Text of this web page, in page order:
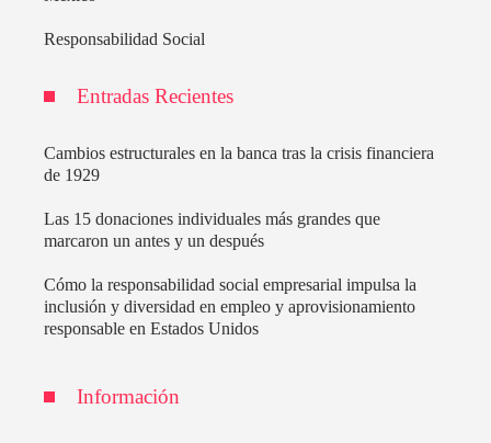
Responsabilidad Social
Entradas Recientes
Cambios estructurales en la banca tras la crisis financiera
de 1929
Las 15 donaciones individuales más grandes que
marcaron un antes y un después
Cómo la responsabilidad social empresarial impulsa la
inclusión y diversidad en empleo y aprovisionamiento
responsable en Estados Unidos
Información